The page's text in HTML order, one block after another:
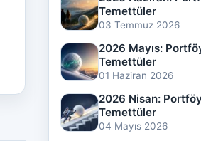
Temettüler
03 Temmuz 2026
2026 Mayıs:
Temettüler
01 Haziran 2026
2026 Nisan:
Temettüler
04 Mayıs 2026